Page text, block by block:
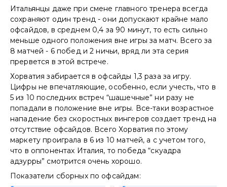
Итальянцы даже при смене главного тренера всегда
сохраняют один тренд - они допускают крайне мало
офсайдов, в среднем 0,4 за 90 минут, то есть сильно
меньше одного положения вне игры за матч. Всего за
8 матчей - 6 побед и 2 ничьи, вряд ли эта серия
прервется в этой встрече.
Хорватия забирается в офсайды 1,3 раза за игру.
Цифры не впечатляющие, особенно, если учесть, что в
5 из 10 последних встреч “шашечные” ни разу не
попадали в положение вне игры. Все-таки возрастное
нападение без скоростных вингеров создает тренд на
отсутствие офсайдов. Всего Хорватия по этому
маркету проиграла в 6 из 10 матчей, а с учетом того,
что в оппонентах Италия, то победа “скуадра
адзурры” смотрится очень хорошо.
Показатели сборных по офсайдам: